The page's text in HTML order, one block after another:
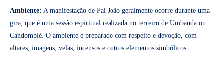
Ambiente: A manifestação de Pai João geralmente ocorre durante uma
gira, que é uma sessão espiritual realizada no terreiro de Umbanda ou
Candomblé. O ambiente é preparado com respeito e devoção, com
altares, imagens, velas, incensos e outros elementos simbólicos.